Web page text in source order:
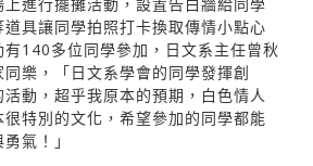
具讓同學拍照打卡換取傳情小點心
140多位同學參加，日文系主任曾秋
樂，「日文系學會的同學發揮創
動，超乎我原本的預期，白色情人
特別的文化，希望參加的同學都能
氣！」